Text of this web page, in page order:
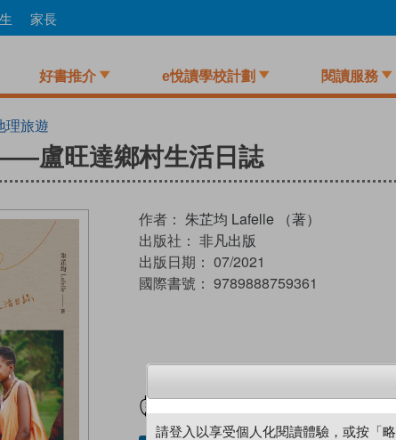
家長
好書推介 e悅讀學校計劃 閱讀服務
理旅遊
盧旺達鄉村生活日誌
作者： 朱芷均 Lafelle （著）
出版社： 非凡出版
出版日期： 07/2021
國際書號： 9789888759361
請登入以享受個人化閱讀體驗，或按「略